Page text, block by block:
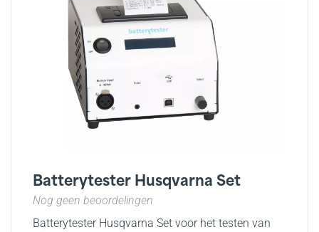
Batterytester Husqvarna Set
Nog geen beoordelingen
Batterytester Husqvarna Set voor het testen van